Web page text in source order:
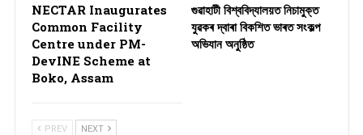
NECTAR Inaugurates
Common Facility
Centre under PM-
DevINE Scheme at
Boko, Assam
গুৱাহাটী বিশ্ববিদ্যালয়ত নিচামুক্ত
যুৱকৰ দ্বাৰা বিকশিত ভাৰত সংকল্প
অভিযান অনুষ্ঠিত
PREV NEXT